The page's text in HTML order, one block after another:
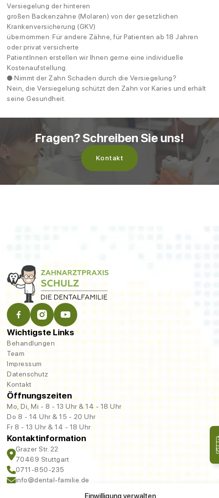
Einwilligung verwalten
Versiegelung der hinteren
großen Backenzähne (Molaren) von der gesetzlichen
Krankenversicherung (GKV)
übernommen. Für andere Zähne, für Patienten ab 18 Jahren
oder privat versicherte
PatientInnen erstellen wir Ihnen gerne eine individuelle
Kostenaufstellung.
● Nimmt der Zahn Schaden durch die Versiegelung?
Nein, die Versiegelung schützt den Zahn vor Karies und erhält
seine Gesundheit.
Fragen? Schreiben Sie uns!
Kontakt
Wichtigste Links
Behandlungen
Team
Impressum
Datenschutz
Kontakt
Öffnungszeiten
Mo, Di, Mi - 8 - 13 Uhr & 14 - 18 Uhr
Do 8 - 14 Uhr & 15 - 20 Uhr
Fr 8 - 13 Uhr & 14 - 18 Uhr
Kontaktinformation
Grazer Str. 22
70469 Stuttgart
0711-850-235
info@dental-familie.de